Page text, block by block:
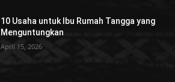
10 Usaha untuk Ibu Rumah Tangga yang
Menguntungkan
April 15, 2026